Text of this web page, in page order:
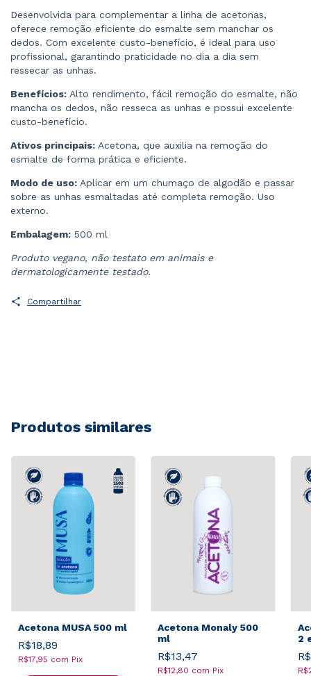
Desenvolvida para complementar a linha de acetonas,
oferece remoção eficiente do esmalte sem manchar os
dedos. Com excelente custo-benefício, é ideal para uso
profissional, garantindo praticidade no dia a dia sem
ressecar as unhas.
Benefícios: Alto rendimento, fácil remoção do esmalte, não
mancha os dedos, não resseca as unhas e possui excelente
custo-benefício.
Ativos principais: Acetona, que auxilia na remoção do
esmalte de forma prática e eficiente.
Modo de uso: Aplicar em um chumaço de algodão e passar
sobre as unhas esmaltadas até completa remoção. Uso
externo.
Embalagem: 500 ml
Produto vegano, não testato em animais e
dermatologicamente testado.
Compartilhar
Produtos similares
Acetona MUSA 500 ml
R$18,89
R$17,95 com Pix
Acetona Monaly 500
ml
R$13,47
R$12,80 com Pix
2